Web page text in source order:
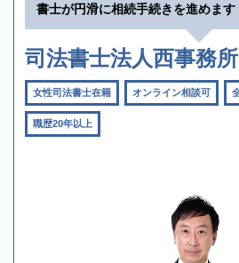
書士が円滑に相続手続きを進めます
司法書士法人西事務所
女性司法書士在籍 オンライン相談可
職歴20年以上